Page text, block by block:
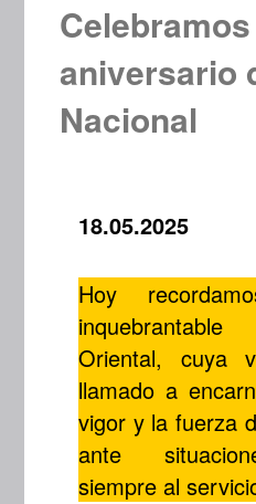
Celebramos
aniversario
Nacional
18.05.2025
Hoy
Oriental, cuya
llamado a
vigor y la fuerza
ante
siempre al